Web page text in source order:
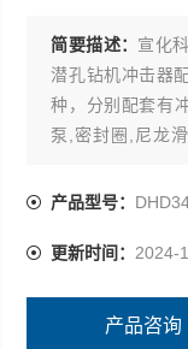
简要描述： 宣化
潜孔钻机冲击器
种，分别配套有
泵,密封圈,尼龙
胶堵，弹簧，立
产品型号：
更新时间： 2024-
产品咨询